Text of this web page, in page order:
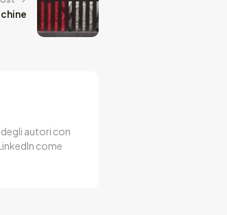
autori con
come